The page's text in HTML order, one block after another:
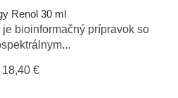
Renol 30 ml
bioinformačný prípravok so
18,40 €